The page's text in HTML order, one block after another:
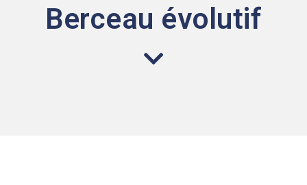
Berceau évolutif